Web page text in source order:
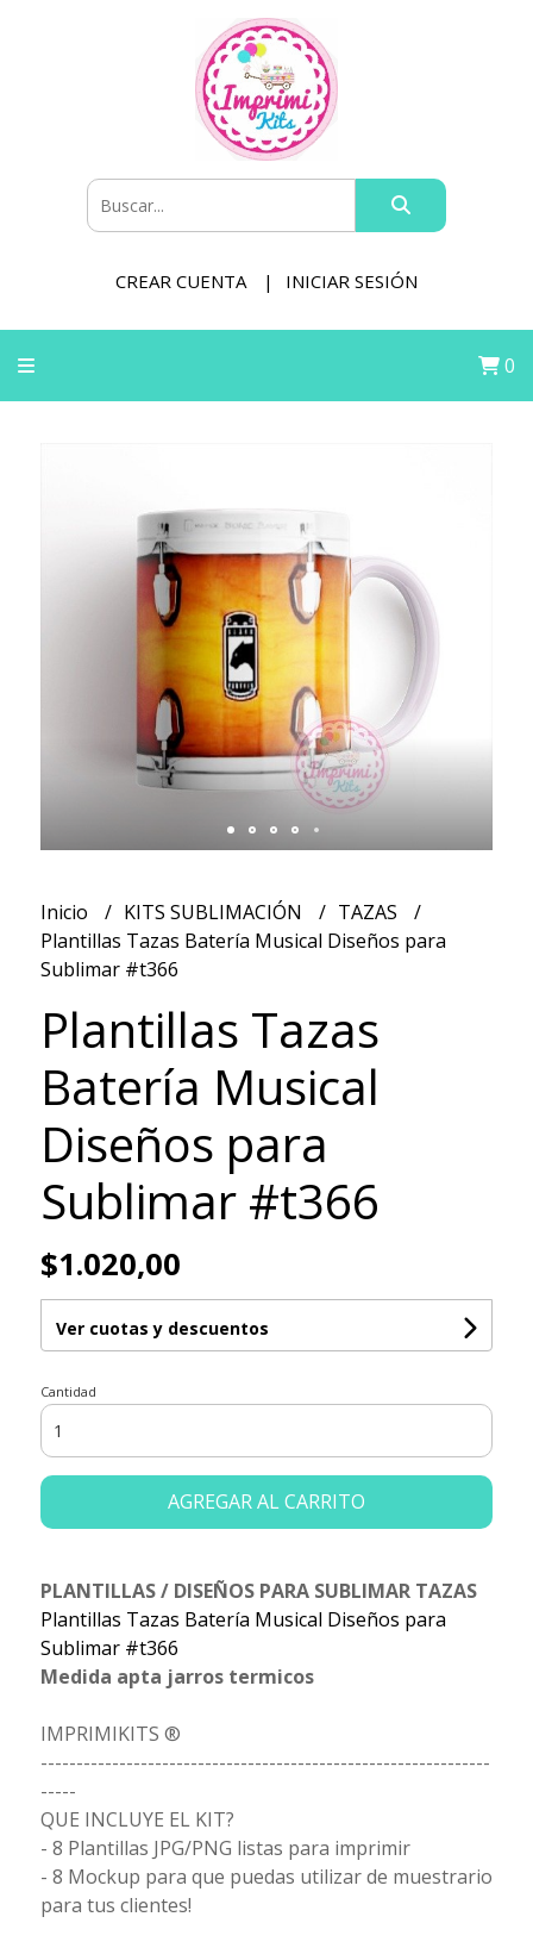
CREAR CUENTA INICIAR SESIÓN
0
Inicio KITS SUBLIMACIÓN
TAZAS
Plantillas Tazas Batería Musical Diseños para
Sublimar #t366
Plantillas Tazas
Batería Musical
Diseños para
Sublimar #t366
$1.020,00
Ver cuotas y descuentos
Cantidad
AGREGAR AL CARRITO
PLANTILLAS / DISEÑOS PARA SUBLIMAR TAZAS
Plantillas Tazas Batería Musical Diseños para
Sublimar #t366
Medida apta jarros termicos
IMPRIMIKITS ®
---------------------------------------------------------------
-----
QUE INCLUYE EL KIT?
- 8 Plantillas JPG/PNG listas para imprimir
- 8 Mockup para que puedas utilizar de muestrario
para tus clientes!